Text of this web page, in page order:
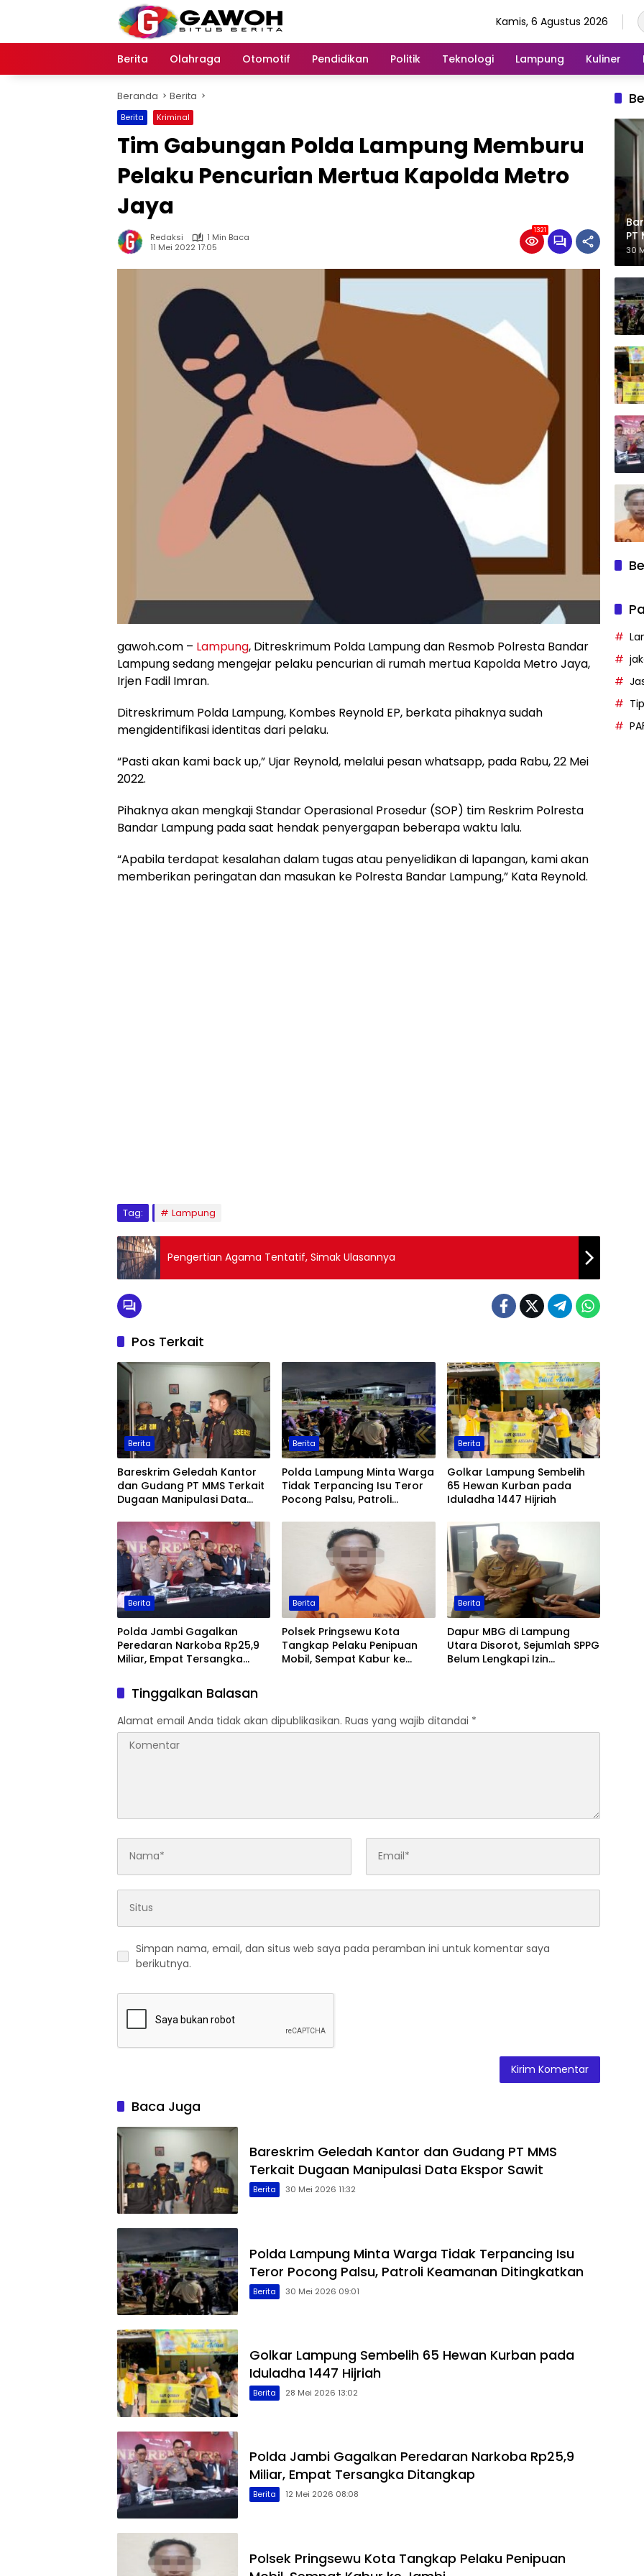
Kamis, 6 Agustus 2026
Berita Olahraga Otomotif Pendidikan Politik Teknologi Lampung Kuliner
Beranda Berita
Berita Kriminal
Tim Gabungan Polda Lampung Memburu
Pelaku Pencurian Mertua Kapolda Metro
Jaya
Redaksi
1 Min Baca
11 Mei 2022 17:05
1321
gawoh.com – Lampung, Ditreskrimum Polda Lampung dan Resmob Polresta Bandar
Lampung sedang mengejar pelaku pencurian di rumah mertua Kapolda Metro Jaya,
Irjen Fadil Imran.
Ditreskrimum Polda Lampung, Kombes Reynold EP, berkata pihaknya sudah
mengidentifikasi identitas dari pelaku.
“Pasti akan kami back up,” Ujar Reynold, melalui pesan whatsapp, pada Rabu, 22 Mei
2022.
Pihaknya akan mengkaji Standar Operasional Prosedur (SOP) tim Reskrim Polresta
Bandar Lampung pada saat hendak penyergapan beberapa waktu lalu.
“Apabila terdapat kesalahan dalam tugas atau penyelidikan di lapangan, kami akan
memberikan peringatan dan masukan ke Polresta Bandar Lampung,” Kata Reynold.
Tag: Lampung
Pengertian Agama Tentatif, Simak Ulasannya
Pos Terkait
Berita
Bareskrim Geledah Kantor
dan Gudang PT MMS Terkait
Dugaan Manipulasi Data
Berita
Polda Lampung Minta Warga
Tidak Terpancing Isu Teror
Pocong Palsu, Patroli
Berita
Golkar Lampung Sembelih
65 Hewan Kurban pada
Iduladha 1447 Hijriah
Berita
Polda Jambi Gagalkan
Peredaran Narkoba Rp25,9
Miliar, Empat Tersangka
Berita
Polsek Pringsewu Kota
Tangkap Pelaku Penipuan
Mobil, Sempat Kabur ke
Berita
Dapur MBG di Lampung
Utara Disorot, Sejumlah SPPG
Belum Lengkapi Izin
Tinggalkan Balasan
Alamat email Anda tidak akan dipublikasikan. Ruas yang wajib ditandai *
Simpan nama, email, dan situs web saya pada peramban ini untuk komentar saya
berikutnya.
Baca Juga
Bareskrim Geledah Kantor dan Gudang PT MMS
Terkait Dugaan Manipulasi Data Ekspor Sawit
Berita 30 Mei 2026 11:32
Polda Lampung Minta Warga Tidak Terpancing Isu
Teror Pocong Palsu, Patroli Keamanan Ditingkatkan
Berita 30 Mei 2026 09:01
Golkar Lampung Sembelih 65 Hewan Kurban pada
Iduladha 1447 Hijriah
Berita 28 Mei 2026 13:02
Polda Jambi Gagalkan Peredaran Narkoba Rp25,9
Miliar, Empat Tersangka Ditangkap
Berita 12 Mei 2026 08:08
Polsek Pringsewu Kota Tangkap Pelaku Penipuan
PT
30